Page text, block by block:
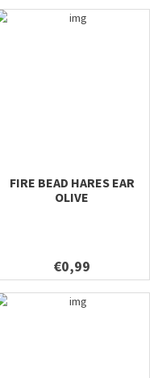
FIRE BEAD HARES EAR
OLIVE
€0,99